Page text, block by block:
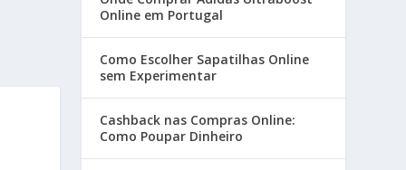
Online em Portugal
Como Escolher Sapatilhas Online
sem Experimentar
Cashback nas Compras Online:
Como Poupar Dinheiro